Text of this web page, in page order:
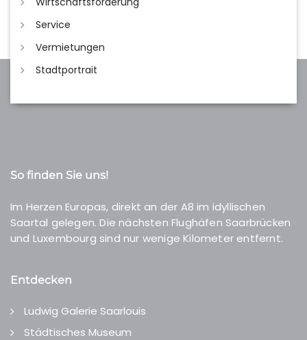
Service
Vermietungen
Stadtportrait
So finden Sie uns!
Im Herzen Europas, direkt an der A8 im idyllischen
Saartal gelegen. Die nächsten Flughäfen Saarbrücken
und Luxembourg sind nur wenige Kilometer entfernt.
Entdecken
Ludwig Galerie Saarlouis
Städtisches Museum